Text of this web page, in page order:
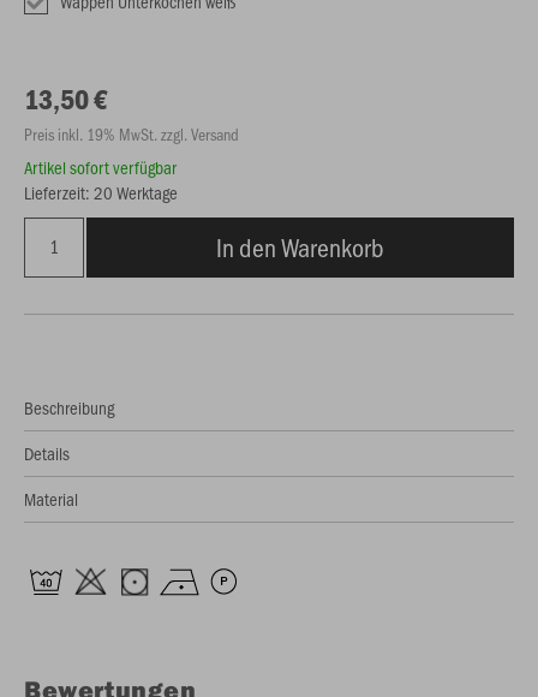
13,50 €
Preis inkl. 19% MwSt. zzgl. Versand
Artikel sofort verfügbar
Lieferzeit: 20 Werktage
In den Warenkorb
Beschreibung
Details
Material
Bewertungen